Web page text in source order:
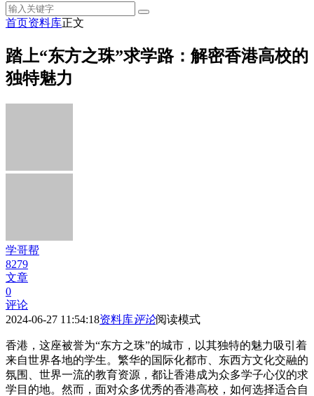
首页资料库正文
踏上“东方之珠”求学路：解密香港高校的
独特魅力
学哥帮
8279
文章
0
评论
2024-06-27 11:54:18资料库评论阅读模式
香港，这座被誉为“东方之珠”的城市，以其独特的魅力吸引着
来自世界各地的学生。繁华的国际化都市、东西方文化交融的
氛围、世界一流的教育资源，都让香港成为众多学子心仪的求
学目的地。然而，面对众多优秀的香港高校，如何选择适合自